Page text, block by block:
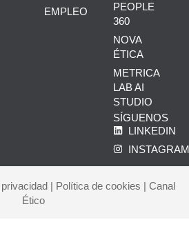
EMPLEO
PEOPLE
360
NOVA
ÉTICA
METRICA
LAB AI
STUDIO
SÍGUENOS
LINKEDIN
| Política de cookies | Canal
Ético